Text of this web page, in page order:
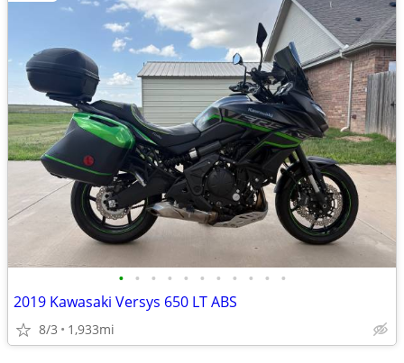
• • • • • • • • • • •
2019 Kawasaki Versys 650 LT ABS
8/3 1,933mi